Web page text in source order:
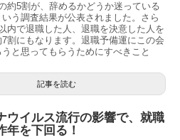
約5割が、辞めるかどうか迷っている
う調査結果が公表されました。さら
内で退職した人、退職を決意した人を
割にもなります。退職予備運にこの会
と思ってもらうためにすべきこと
記事を読む
ウイルス流行の影響で、就職
年を下回る！